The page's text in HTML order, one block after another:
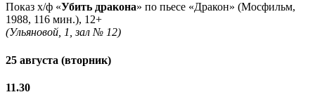
Показ х/ф «Убить дракона» по пьесе «Дракон» (Мосфильм,
1988, 116 мин.), 12+
(Ульяновой, 1, зал № 12)
25 августа (вторник)
11.30